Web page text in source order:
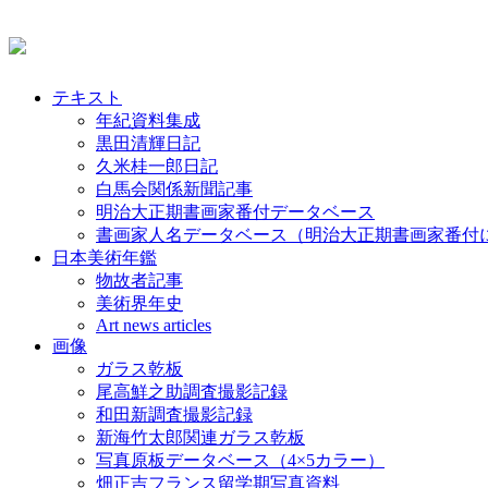
テキスト
年紀資料集成
黒田清輝日記
久米桂一郎日記
白馬会関係新聞記事
明治大正期書画家番付データベース
書画家人名データベース（明治大正期書画家番付
日本美術年鑑
物故者記事
美術界年史
Art news articles
画像
ガラス乾板
尾高鮮之助調査撮影記録
和田新調査撮影記録
新海竹太郎関連ガラス乾板
写真原板データベース（4×5カラー）
畑正吉フランス留学期写真資料